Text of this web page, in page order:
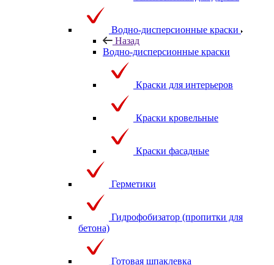
Водно-дисперсионные краски
Назад
Водно-дисперсионные краски
Краски для интерьеров
Краски кровельные
Краски фасадные
Герметики
Гидрофобизатор (пропитки для
бетона)
Готовая шпаклевка